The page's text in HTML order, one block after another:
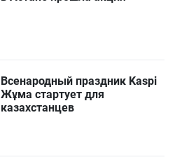
Всенародный праздник Kaspi
Жұма стартует для
казахстанцев